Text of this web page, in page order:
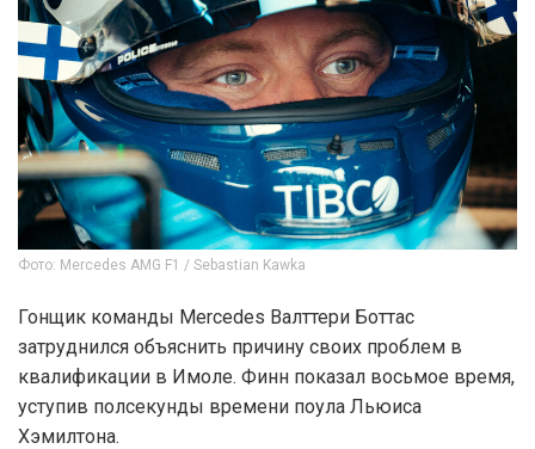
Фото: Mercedes AMG F1 / Sebastian Kawka
Гонщик команды Mercedes Валттери Боттас
затруднился объяснить причину своих проблем в
квалификации в Имоле. Финн показал восьмое время,
уступив полсекунды времени поула Льюиса
Хэмилтона.